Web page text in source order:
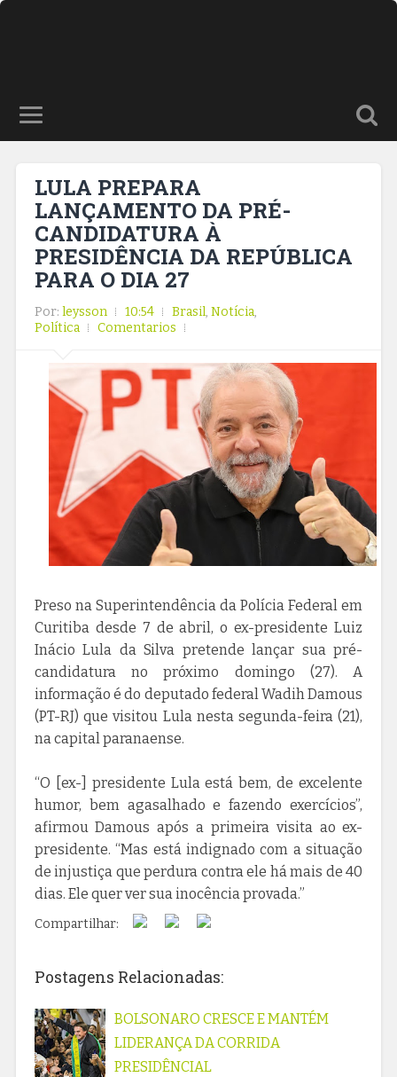
LULA PREPARA
LANÇAMENTO DA PRÉ-
CANDIDATURA À
PRESIDÊNCIA DA REPÚBLICA
PARA O DIA 27
Por: leysson 10:54 Brasil, Notícia,
Política
Comentarios
Preso na Superintendência da Polícia Federal em
Curitiba desde 7 de abril, o ex-presidente Luiz
Inácio Lula da Silva pretende lançar sua pré-
candidatura no próximo domingo (27). A
informação é do deputado federal Wadih Damous
(PT-RJ) que visitou Lula nesta segunda-feira (21),
na capital paranaense.
“O [ex-] presidente Lula está bem, de excelente
humor, bem agasalhado e fazendo exercícios”,
afirmou Damous após a primeira visita ao ex-
presidente. “Mas está indignado com a situação
de injustiça que perdura contra ele há mais de 40
dias. Ele quer ver sua inocência provada.”
Compartilhar:
Postagens Relacionadas:
BOLSONARO CRESCE E MANTÉM
LIDERANÇA DA CORRIDA
PRESIDÊNCIAL